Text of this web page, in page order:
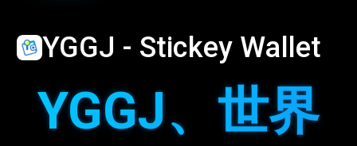
YGGJ - Stickey Wallet
YGGJ、世界